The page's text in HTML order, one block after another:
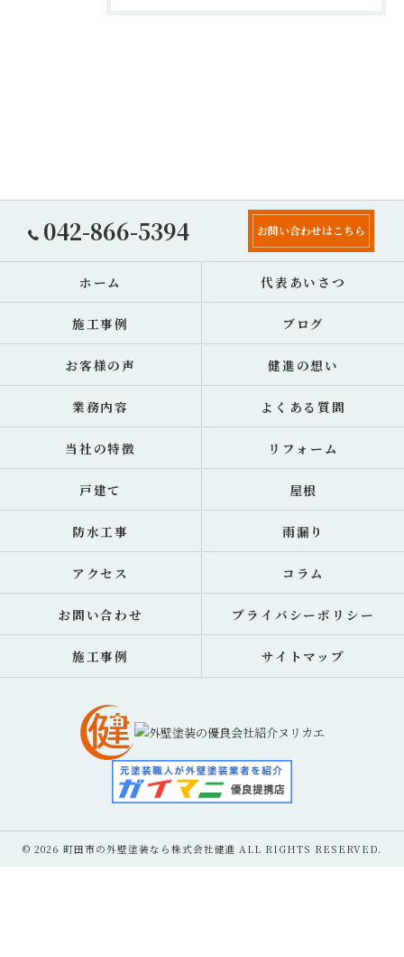
042-866-5394 お問い合わせはこちら
ホーム 代表あいさつ
施工事例 ブログ
お客様の声 健進の想い
業務内容 よくある質問
当社の特徴 リフォーム
戸建て 屋根
防水工事 雨漏り
アクセス コラム
お問い合わせ プライバシーポリシー
施工事例 サイトマップ
© 2026 町田市の外壁塗装なら株式会社健進 ALL RIGHTS RESERVED.